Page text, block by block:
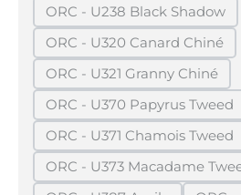
ORC - U238 Black Shadow
(Diese Option ist
ORC - U320 Canard Chiné
(Diese Option ist
ORC - U321 Granny Chiné
(Diese Option ist
ORC - U370 Papyrus Tweed
(Diese Option ist
ORC - U371 Chamois Tweed
(Diese Option ist
ORC - U373 Macadame
(Diese Option